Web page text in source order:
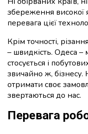
збереження високої
перевага цієї
Крім точності,
– швидкість. Одеса –
стосується і
звичайно ж,
отримати своє
звертаються до нас.
Перевага